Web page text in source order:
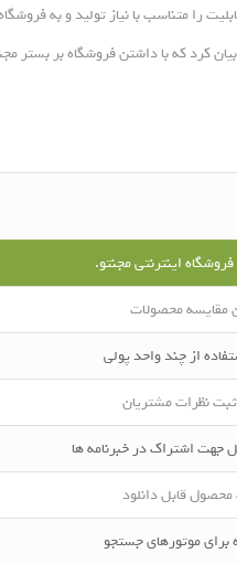
را متناسب با نیاز تولید و به
کرد که با داشتن فروشگاه بر بستر
اینترنتی مجنتو.
مقایسه محصولات
از چند واحد پولی
نظرات مشتریان
جهت اشتراک در خبرنامه ها
قابل دانلود
برای موتورهای جستجو